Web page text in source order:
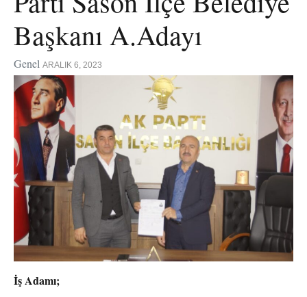
Başkanı A.Adayı
Genel ARALIK 6, 2023
İş Adamı;